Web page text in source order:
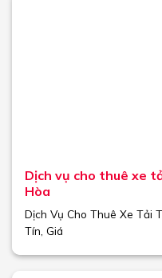
Dịch vụ cho thuê xe
Hòa
Dịch Vụ Cho Thuê Xe Tải
Tín, Giá